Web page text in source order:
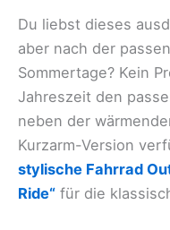
Du liebst dieses
aber nach der
Sommertage? Kein
Jahreszeit den
neben der
Kurzarm-Version
stylische Fahrrad
Ride“ für die